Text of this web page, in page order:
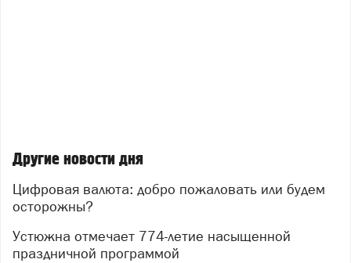
Другие новости дня
Цифровая валюта: добро пожаловать или будем
осторожны?
Устюжна отмечает 774-летие насыщенной
праздничной программой